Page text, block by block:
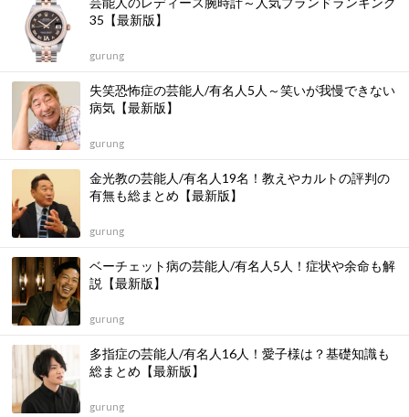
35【最新版】
gurung
失笑恐怖症の芸能人/有名人5人～笑いが我慢できない
病気【最新版】
gurung
金光教の芸能人/有名人19名！教えやカルトの評判の
有無も総まとめ【最新版】
gurung
ベーチェット病の芸能人/有名人5人！症状や余命も解
説【最新版】
gurung
多指症の芸能人/有名人16人！愛子様は？基礎知識も
総まとめ【最新版】
gurung